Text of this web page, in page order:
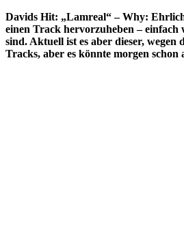
Davids Hit: „Lamreal“ – Why:
einen Track hervorzuheben –
sind. Aktuell ist es aber dieser, wegen
Tracks, aber es könnte morgen schon